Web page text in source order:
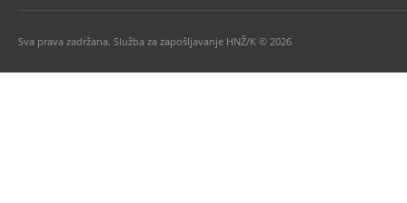
Sva prava zadržana. Služba za zapošljavanje HNŽ/K © 2026